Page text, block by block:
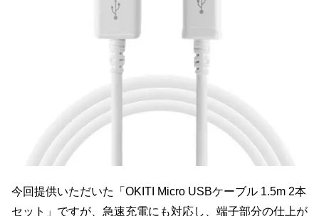
今回提供いただいた「OKITI Micro USBケーブル 1.5m 2本
セット」ですが、急速充電にも対応し、端子部分の仕上が